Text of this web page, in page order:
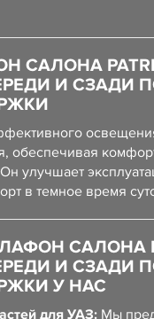
САЛОНА
И СЗАДИ
обеспечивая
улучшает
в темное время
САЛОНА
И СЗАДИ
У НАС
для УАЗ: Мы